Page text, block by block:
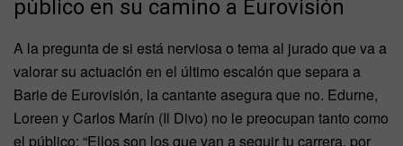
público en su camino a Eurovisión
A la pregunta de si está nerviosa o tema al jurado que va a
valorar su actuación en el último escalón que separa a
Barie de Eurovisión, la cantante asegura que no. Edurne,
Loreen y Carlos Marín (Il Divo) no le preocupan tanto como
el público: “Ellos son los que van a seguir tu carrera, por